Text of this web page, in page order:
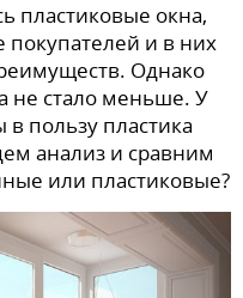
пластиковые окна,
покупателей и в них
Однако
не стало меньше. У
в пользу пластика
анализ и сравним
или пластиковые?